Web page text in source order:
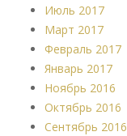
Июль 2017
Март 2017
Февраль 2017
Январь 2017
Ноябрь 2016
Октябрь 2016
Сентябрь 2016